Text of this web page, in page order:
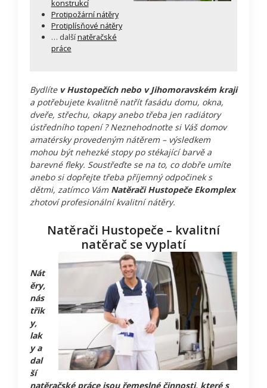
konstrukcí
Protipožární nátěry
Protiplísňové nátěry
… dalšínatěračské
práce
Bydlíte v Hustopečích nebo v Jihomoravském kraji
a potřebujete kvalitně natřít fasádu domu, okna,
dveře, střechu, okapy anebo třeba jen radiátory
ústředního topení ? Neznehodnoťte si Váš domov
amatérsky provedeným nátěrem – výsledkem
mohou být nehezké stopy po stékající barvě a
barevné fleky. Soustřeďte se na to, co dobře umíte
anebo si dopřejte třeba příjemný odpočinek s
dětmi, zatímco Vám Natěrači Hustopeče Ekomplex
zhotoví profesionální kvalitní nátěry.
Natěrači Hustopeče – kvalitní
natěrač se vyplatí
Nát
ěry,
nás
třik
y,
lak
y a
dal
ší
natěračské práce jsou řemeslné činnosti, které s